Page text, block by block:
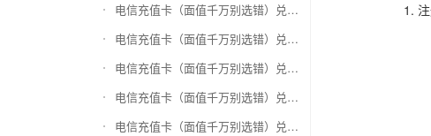
电信充值卡（面值千万别选错）兑换完美一卡通
电信充值卡（面值千万别选错）兑换久游一卡通
电信充值卡（面值千万别选错）兑换搜狐一卡通
电信充值卡（面值千万别选错）兑换中国区苹果充值卡
电信充值卡（面值千万别选错）兑换账号内Q币寄售（维护中）
1.